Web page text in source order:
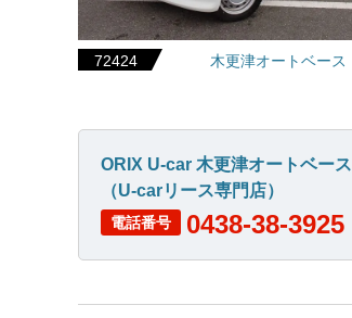
72424 木更津オートベース
ORIX U-car 木更津オートベース
（U-carリース専門店）
電話番号 0438-38-3925